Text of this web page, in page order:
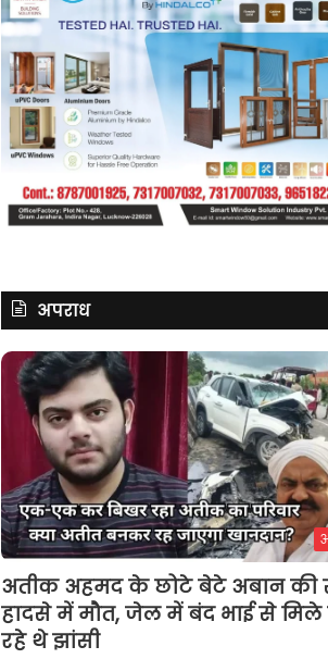
अपराध
अतीक अहमद के छोटे बेटे अबान
हादसे में मौत, जेल में बंद भाई से मिले
रहे थे झांसी